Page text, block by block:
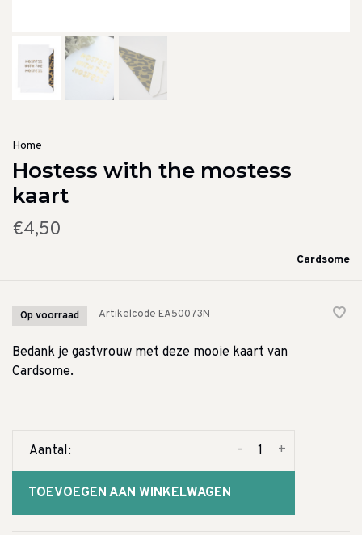
Home
Hostess with the mostess
kaart
€4,50
Cardsome
Op voorraad Artikelcode EA50073N
Bedank je gastvrouw met deze mooie kaart van
Cardsome.
Aantal: +
-
TOEVOEGEN AAN WINKELWAGEN